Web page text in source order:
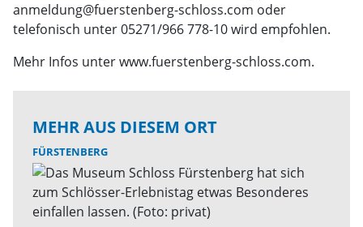
anmeldung@fuerstenberg-schloss.com oder
telefonisch unter 05271/966 778-10 wird empfohlen.
Mehr Infos unter www.fuerstenberg-schloss.com.
MEHR AUS DIESEM ORT
FÜRSTENBERG